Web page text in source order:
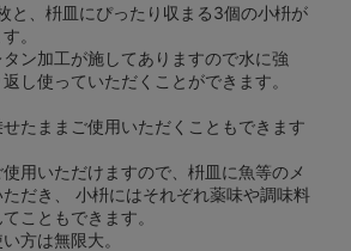
と、枡皿にぴったり収まる3個の小枡が
。
ン加工が施してありますので水に強
し使っていただくことができます。
たままご使用いただくこともできます
用いただけますので、枡皿に魚等のメ
だき、 小枡にはそれぞれ薬味や調味料
こともできます。
方は無限大。